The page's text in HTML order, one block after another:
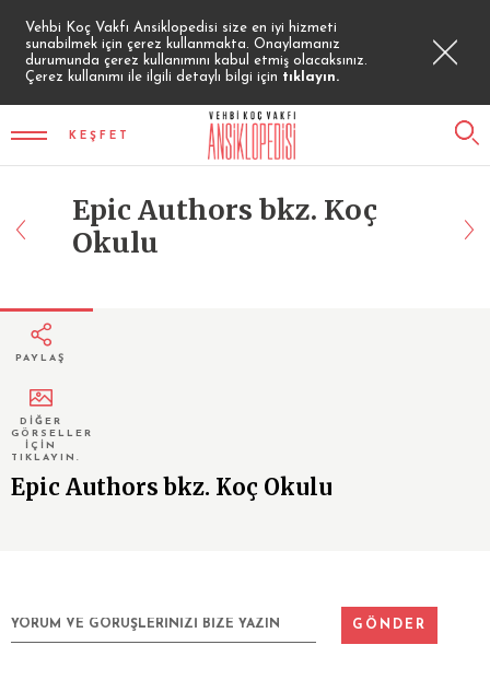
Vehbi Koç Vakfı Ansiklopedisi size en iyi hizmeti
sunabilmek için çerez kullanmakta. Onaylamanız
durumunda çerez kullanımını kabul etmiş olacaksınız.
Çerez kullanımı ile ilgili detaylı bilgi için tıklayın.
KEŞFET
Epic Authors bkz. Koç
Okulu
PAYLAŞ
DİĞER
GÖRSELLER
İÇİN
TIKLAYIN.
Epic Authors bkz. Koç Okulu